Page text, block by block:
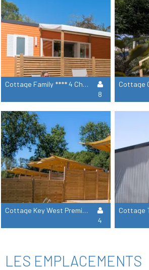
Cottage Family **** 4 Chambres
8
Cottage Key West Premium 2 Chambres 2 Salles De Bain 1 Jacuzzi
4
LES EMPLACEMENTS